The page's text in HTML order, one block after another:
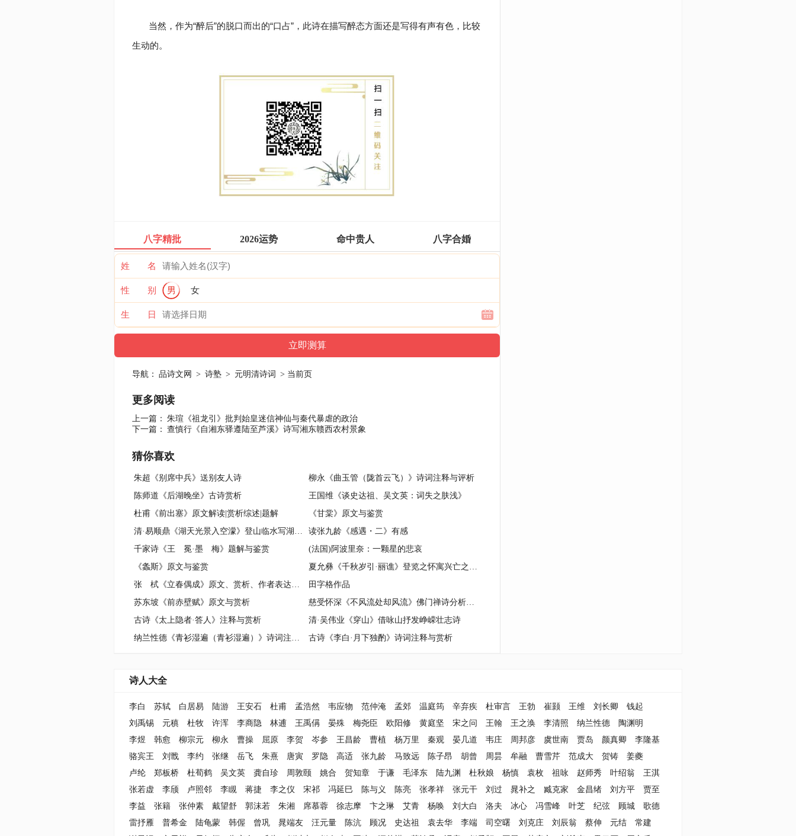
当然，作为“醉后”的脱口而出的“口占”，此诗在描写醉态方面还是写得有声有色，比较
生动的。
八字精批 2026运势 命中贵人 八字合婚
姓 名
性 别 男 女
生 日
导航： 品诗文网 > 诗塾 > 元明清诗词 > 当前页
更多阅读
上一篇： 朱瑄《祖龙引》批判始皇迷信神仙与秦代暴虐的政治
下一篇： 查慎行《自湘东驿遵陆至芦溪》诗写湘东赣西农村景象
猜你喜欢
朱超《别席中兵》送别友人诗
柳永《曲玉管（陇首云飞）》诗词注释与评析
陈师道《后湖晚坐》古诗赏析
王国维《谈史达祖、吴文英：词失之肤浅》
杜甫《前出塞》原文解读|赏析综述|题解
《甘棠》原文与鉴赏
清·易顺鼎《湖天光景入空濛》登山临水写湖山景色
读张九龄《感遇・二》有感
千家诗《王 冕·墨 梅》题解与鉴赏
(法国)阿波里奈：一颗星的悲哀
《螽斯》原文与鉴赏
夏允彝《千秋岁引·丽谯》登览之怀寓兴亡之词作
张 栻《立春偶成》原文、赏析、作者表达什么思想情感？
田字格作品
苏东坡《前赤壁赋》原文与赏析
慈受怀深《不风流处却风流》佛门禅诗分析与鉴赏
古诗《太上隐者·答人》注释与赏析
清·吴伟业《穿山》借咏山抒发峥嵘壮志诗
纳兰性德《青衫湿遍（青衫湿遍）》诗词注释与评析
古诗《李白·月下独酌》诗词注释与赏析
诗人大全
李白 苏轼 白居易 陆游 王安石 杜甫 孟浩然 韦应物 范仲淹 孟郊 温庭筠 辛弃疾 杜审言 王勃 崔颢 王维 刘长卿
钱起
刘禹锡
元稹 杜牧 许浑 李商隐 林逋 王禹偁 晏殊 梅尧臣 欧阳修 黄庭坚 宋之问 王翰 王之涣 李清照 纳兰性德
陶渊明
李煜
韩愈 柳宗元 柳永 曹操 屈原 李贺 岑参 王昌龄 曹植 杨万里 秦观 晏几道 韦庄 周邦彦 虞世南 贾岛 颜真卿
李隆基
骆宾王
刘戬 李约 张继 岳飞 朱熹 唐寅 罗隐 高适 张九龄 马致远 陈子昂 胡曾 周昙 牟融 曹雪芹 范成大 贺铸
姜夔
卢纶
郑板桥 杜荀鹤 吴文英 龚自珍 周敦颐 姚合 贺知章 于谦 毛泽东 陆九渊 杜秋娘 杨慎 袁枚 祖咏 赵师秀 叶绍翁
王淇
张若虚
李颀 卢照邻 李瞡 蒋捷 李之仪 宋祁 冯延巳 陈与义 陈亮 张孝祥 张元干 刘过 晁补之 臧克家 金昌绪 刘方平
贾至
李益
张籍 张仲素 戴望舒 郭沫若 朱湘 席慕蓉 徐志摩 卞之琳 艾青 杨唤 刘大白 洛夫 冰心 冯雪峰 叶芝 纪弦 顾城
歌德
雷抒雁
普希金 陆龟蒙 韩偓 曾巩 晁端友 汪元量 陈沆 顾况 史达祖 袁去华 李端 司空曙 刘克庄 刘辰翁 蔡伸 元结
常建